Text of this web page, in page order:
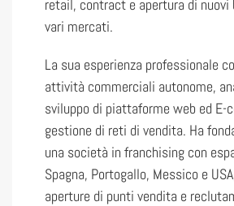
retail, contract e apertura di nuovi
vari mercati.
La sua esperienza professionale
attività commerciali autonome,
sviluppo di piattaforme web ed E-
gestione di reti di vendita. Ha
una società in franchising con
Spagna, Portogallo, Messico e
aperture di punti vendita e